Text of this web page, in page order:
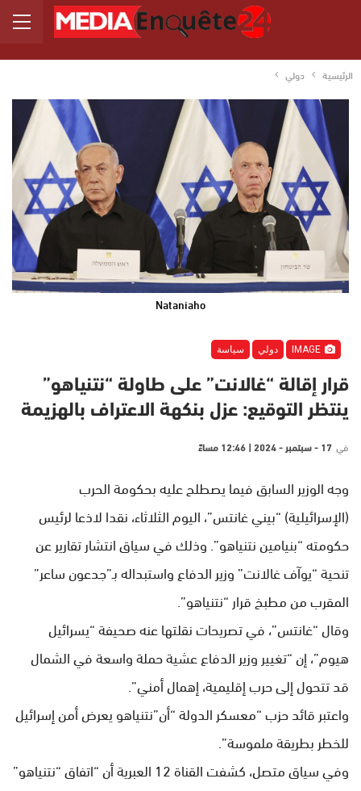
الرئيسية دولي
Nataniaho
دولي سياسة
قرار إقالة “غالانت” على طاولة “نتنياهو”
ينتظر التوقيع: عزل بنكهة الاعتراف بالهزيمة
في 17 - سبتمبر - 2024 | 12:46 مساءً
وجه الوزير السابق فيما يصطلح عليه بحكومة الحرب
(الإسرائيلية) “بيني غانتس”، اليوم الثلاثاء، نقدا لاذعا لرئيس
حكومته “بنيامين نتنياهو”. وذلك في سياق انتشار تقارير عن
تنحية “يوآف غالانت” وزير الدفاع واستبداله بـ”جدعون ساعر”
المقرب من مطبخ قرار “نتنياهو”.
وقال “غانتس”، في تصريحات نقلتها عنه صحيفة “يسرائيل
هيوم”، إن “تغيير وزير الدفاع عشية حملة واسعة في الشمال
قد تتحول إلى حرب إقليمية، إهمال أمني”.
واعتبر قائد حزب “معسكر الدولة “أن”نتنياهو يعرض أمن إسرائيل
للخطر بطريقة ملموسة”.
وفي سياق متصل، كشفت القناة 12 العبرية أن “اتفاق “نتنياهو”